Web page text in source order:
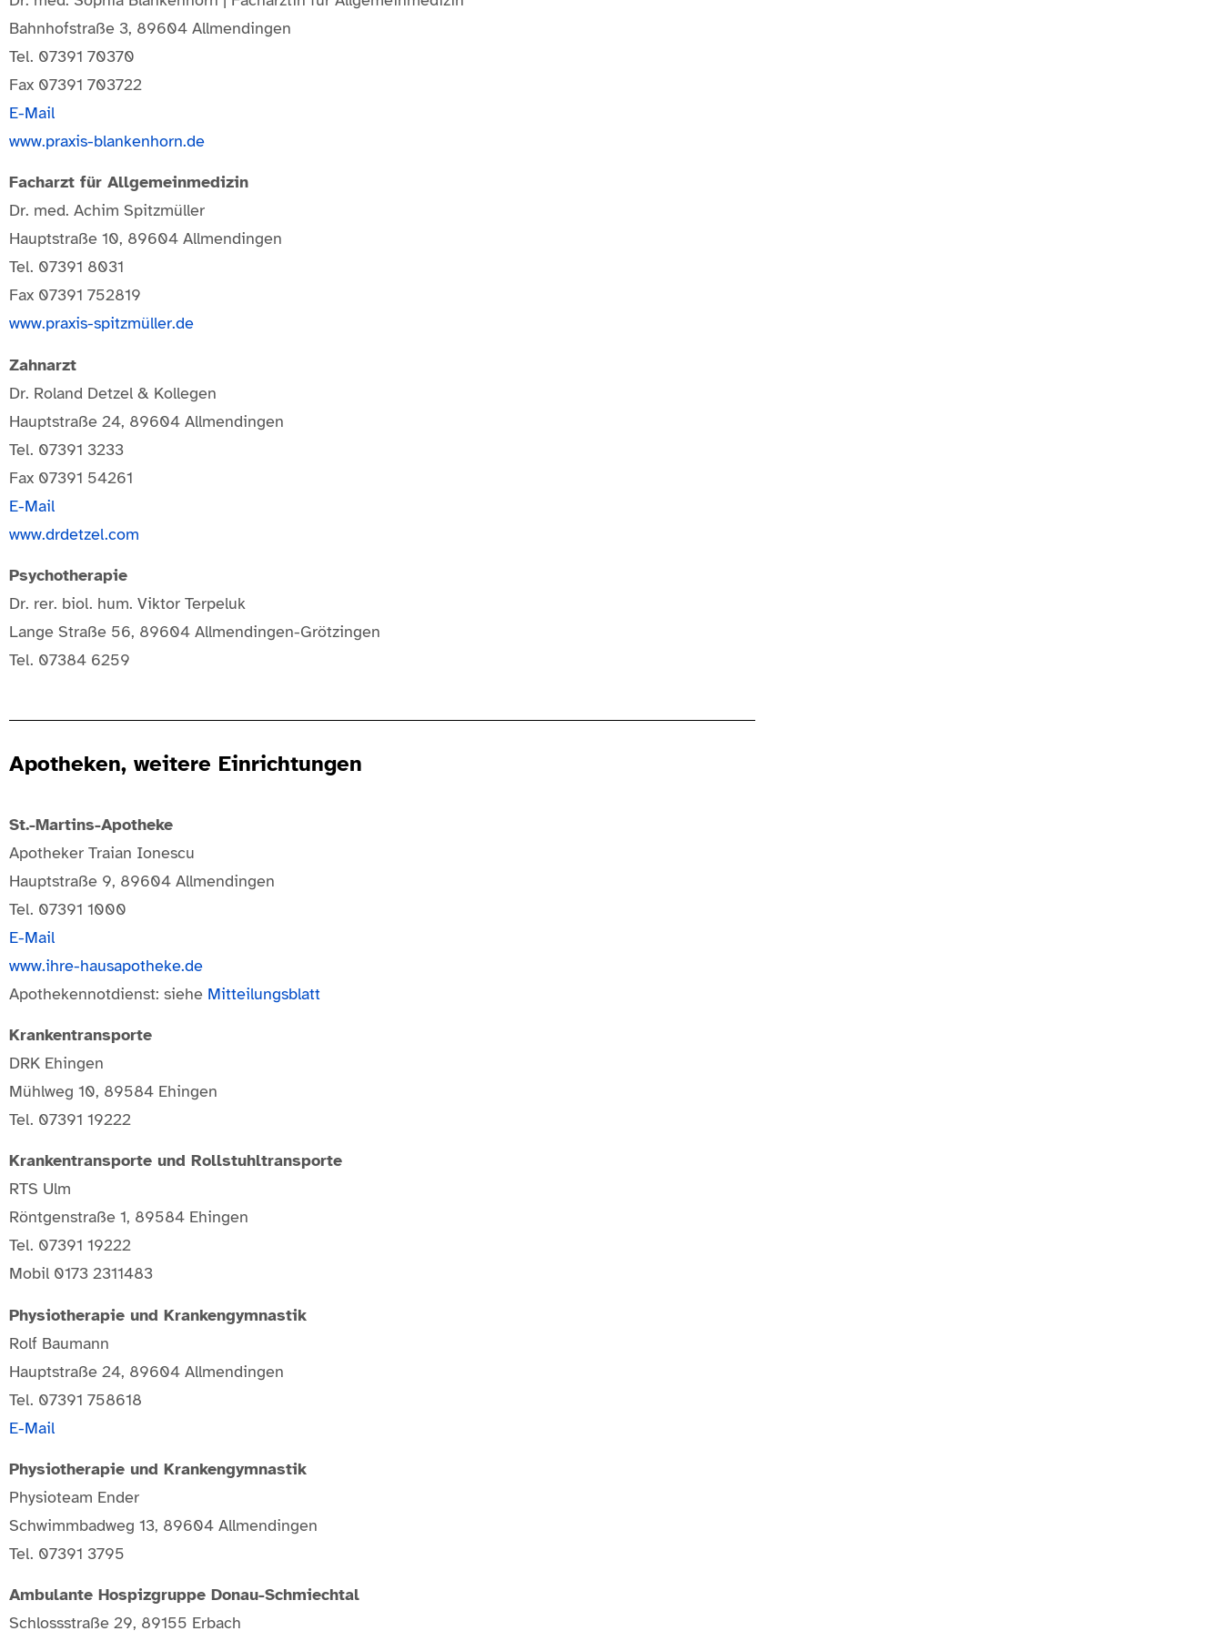
Bahnhofstraße 3, 89604 Allmendingen
Tel. 07391 70370
Fax 07391 703722
E-Mail
www.praxis-blankenhorn.de
Facharzt für Allgemeinmedizin
Dr. med. Achim Spitzmüller
Hauptstraße 10, 89604 Allmendingen
Tel. 07391 8031
Fax 07391 752819
www.praxis-spitzmüller.de
Zahnarzt
Dr. Roland Detzel & Kollegen
Hauptstraße 24, 89604 Allmendingen
Tel. 07391 3233
Fax 07391 54261
E-Mail
www.drdetzel.com
Psychotherapie
Dr. rer. biol. hum. Viktor Terpeluk
Lange Straße 56, 89604 Allmendingen-Grötzingen
Tel. 07384 6259
Apotheken, weitere Einrichtungen
St.-Martins-Apotheke
Apotheker Traian Ionescu
Hauptstraße 9, 89604 Allmendingen
Tel. 07391 1000
E-Mail
www.ihre-hausapotheke.de
Apothekennotdienst: siehe Mitteilungsblatt
Krankentransporte
DRK Ehingen
Mühlweg 10, 89584 Ehingen
Tel. 07391 19222
Krankentransporte und Rollstuhltransporte
RTS Ulm
Röntgenstraße 1, 89584 Ehingen
Tel. 07391 19222
Mobil 0173 2311483
Physiotherapie und Krankengymnastik
Rolf Baumann
Hauptstraße 24, 89604 Allmendingen
Tel. 07391 758618
E-Mail
Physiotherapie und Krankengymnastik
Physioteam Ender
Schwimmbadweg 13, 89604 Allmendingen
Tel. 07391 3795
Ambulante Hospizgruppe Donau-Schmiechtal
Schlossstraße 29, 89155 Erbach